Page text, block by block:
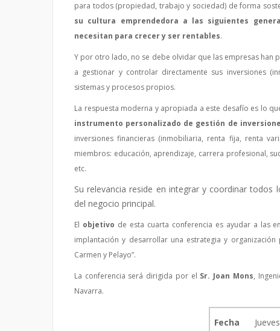
para todos (propiedad, trabajo y sociedad) de forma
su cultura emprendedora a las siguientes
necesitan para crecer y ser rentables.
Y por otro lado, no se debe olvidar que las empresas han
a gestionar y controlar directamente sus inversiones
sistemas y procesos propios.
La respuesta moderna y apropiada a este desafío es lo
instrumento personalizado de gestión de
inversiones financieras (inmobiliaria, renta fija, renta
miembros: educación, aprendizaje, carrera profesional,
etc.
Su relevancia reside en integrar y coordinar
del negocio principal.
El objetivo de esta cuarta conferencia es ayudar a las
implantación y desarrollar una estrategia y
Carmen y Pelayo”.
La conferencia será dirigida por el Sr. Joan Mons,
Navarra.
Fecha